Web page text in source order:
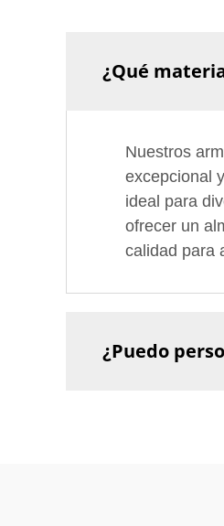
¿Qué
Nuestros
excepcional
ideal para
ofrecer un
calidad para
¿Puedo